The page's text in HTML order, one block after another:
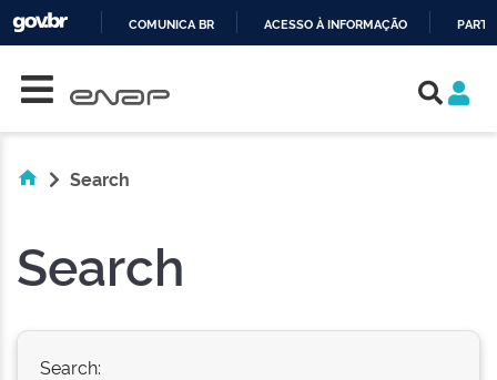
COMUNICA BR ACESSO À INFORMAÇÃO
Search
Search
Search: